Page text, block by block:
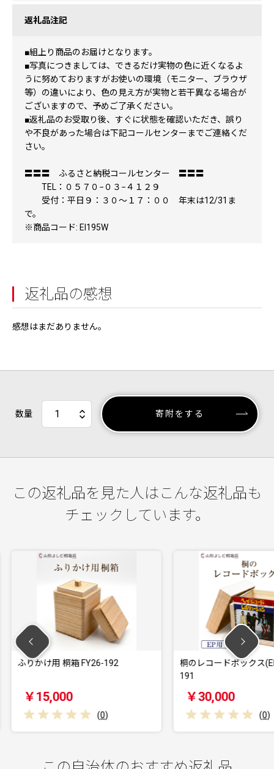
返礼品注記
■組上り商品のお届けとなります。
■写真につきましては、できるだけ実物の色に近くなるよ
うに努めておりますがお使いの環境（モニター、ブラウザ
等）の違いにより、色の見え方が実物と若干異なる場合が
ございますので、予めご了承ください。
■返礼品のお受取り後、すぐに状態を確認いただき、誤り
や不良があった場合は下記コールセンターまでご連絡くだ
さい。
〓〓〓 ふるさと納税コールセンター 〓〓〓
TEL：０５７０−０３−４１２９
受付：平日９：３０～１７：００ 年末は12/31ま
で。
※商品コード: EI195W
返礼品の感想
感想はまだありません。
数量 寄附をする
この返礼品を見た人はこんな返礼品も
チェックしています。
192
桐のレコードボックス(EP用) FY26-
桐のレ